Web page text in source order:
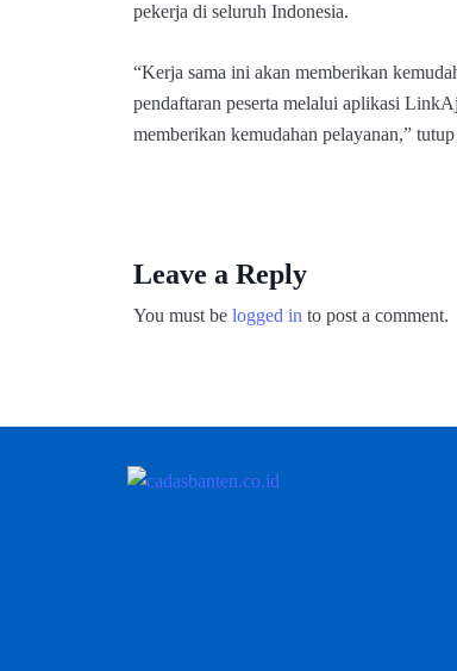
pekerja di seluruh Indonesia.
“Kerja sama ini akan memberikan
pendaftaran peserta melalui aplikasi
memberikan kemudahan pelayanan,”
Leave a Reply
You must be logged in to post a comment.